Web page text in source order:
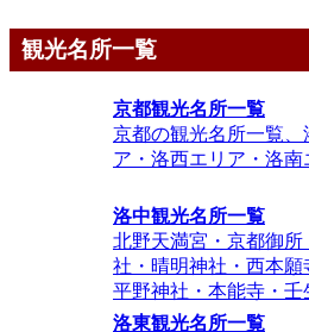
観光名所一覧
京都観光名所一覧
京都の観光名所一覧、
ア・洛西エリア・洛
洛中観光名所一覧
北野天満宮・京都御
社・晴明神社・西本願
平野神社・本能寺・壬
洛東観光名所一覧